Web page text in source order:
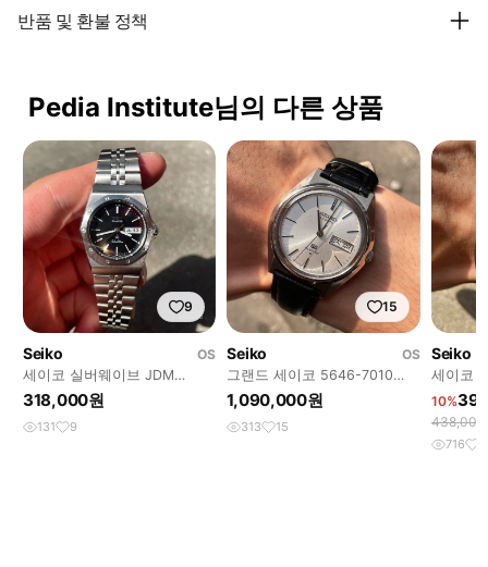
반품 및 환불 정책
Pedia Institute님의 다른 상품
9
Seiko
OS
세이코 실버웨이브 JDM
3423-0180 빈티지 시계
318,000원
131 9
15
Seiko
OS
그랜드 세이코 5646-7010
JDM 빈티지 시계
1,090,000원
313 15
Seiko
세이코
버
10%
438,000
716